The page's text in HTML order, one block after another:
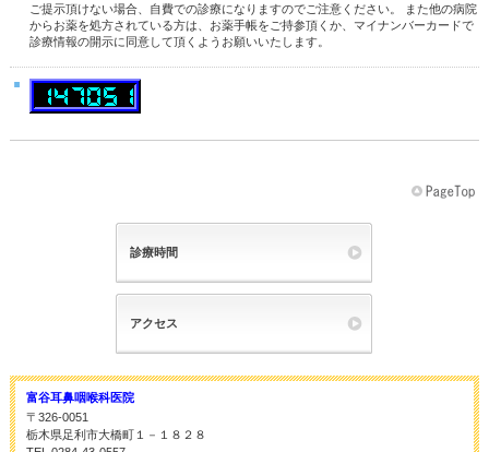
ご提示頂けない場合、自費での診療になりますのでご注意ください。 また他の病院
からお薬を処方されている方は、お薬手帳をご持参頂くか、マイナンバーカードで
診療情報の開示に同意して頂くようお願いいたします。
診療時間
アクセス
富谷耳鼻咽喉科医院
〒326-0051
栃木県足利市大橋町１－１８２８